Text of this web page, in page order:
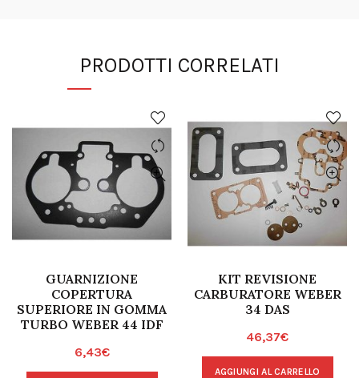
PRODOTTI CORRELATI
GUARNIZIONE
COPERTURA
SUPERIORE IN GOMMA
TURBO WEBER 44 IDF
6,43€
KIT REVISIONE
CARBURATORE WEBER
34 DAS
46,37€
AGGIUNGI AL CARRELLO